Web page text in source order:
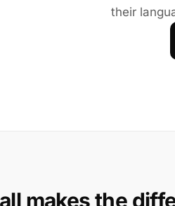
their
makes the